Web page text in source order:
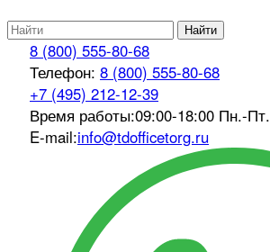
Найти
8 (800) 555-80-68
Телефон: 8 (800) 555-80-68
+7 (495) 212-12-39
Время работы:09:00-18:00 Пн.-Пт.
E-mail:info@tdofficetorg.ru